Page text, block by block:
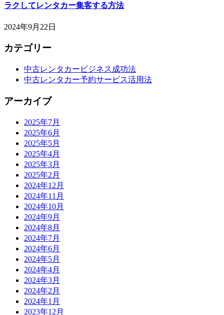
ラクしてレンタカー集客する方法
2024年9月22日
カテゴリー
中古レンタカービジネス成功法
中古レンタカー予約サービス活用法
アーカイブ
2025年7月
2025年6月
2025年5月
2025年4月
2025年3月
2025年2月
2024年12月
2024年11月
2024年10月
2024年9月
2024年8月
2024年7月
2024年6月
2024年5月
2024年4月
2024年3月
2024年2月
2024年1月
2023年12月